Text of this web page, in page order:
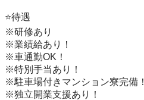
⭐️待遇
※研修あり
※業績給あり！
※車通勤OK！
※特別手当あり！
※駐車場付きマンション寮完備！
※独立開業支援あり！